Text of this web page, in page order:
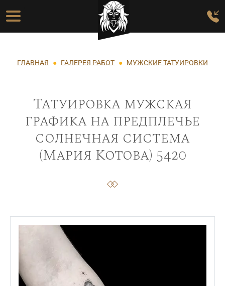
Перейти к основному содержанию
Основная навигация
Строка навигации
ГЛАВНАЯ ГАЛЕРЕЯ РАБОТ МУЖСКИЕ ТАТУИРОВКИ
Татуировка мужская
графика на предплечье
солнечная система
(Мария Котова) 5420